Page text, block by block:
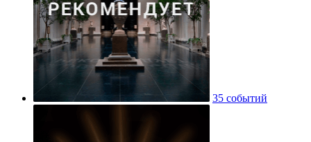
35 событий